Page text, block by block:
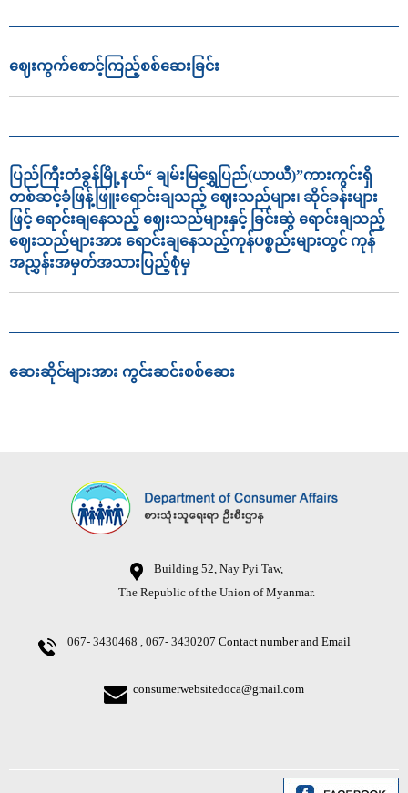
ဈေးကွက်စောင့်ကြည့်စစ်ဆေးခြင်း
ပြည်ကြီးတံခွန်မြို့နယ်“ ချမ်းမြရွှေပြည်(ယာယီ)”ကားကွင်းရှိ
တစ်ဆင့်ခံဖြန့်ဖြူးရောင်းချသည့် ဈေးသည်များ၊ ဆိုင်ခန်းများ
ဖြင့် ရောင်းချနေသည့် ဈေးသည်များနှင့် ခြင်းဆွဲ ရောင်းချသည့်
ဈေးသည်များအား ရောင်းချနေသည့်ကုန်ပစ္စည်းများတွင် ကုန်
အညွှန်းအမှတ်အသားပြည့်စုံမှ
ဆေးဆိုင်များအား ကွင်းဆင်းစစ်ဆေး
Building 52, Nay Pyi Taw,
The Republic of the Union of Myanmar.
067- 3430468 , 067- 3430207 Contact number and Email
consumerwebsitedoca@gmail.com